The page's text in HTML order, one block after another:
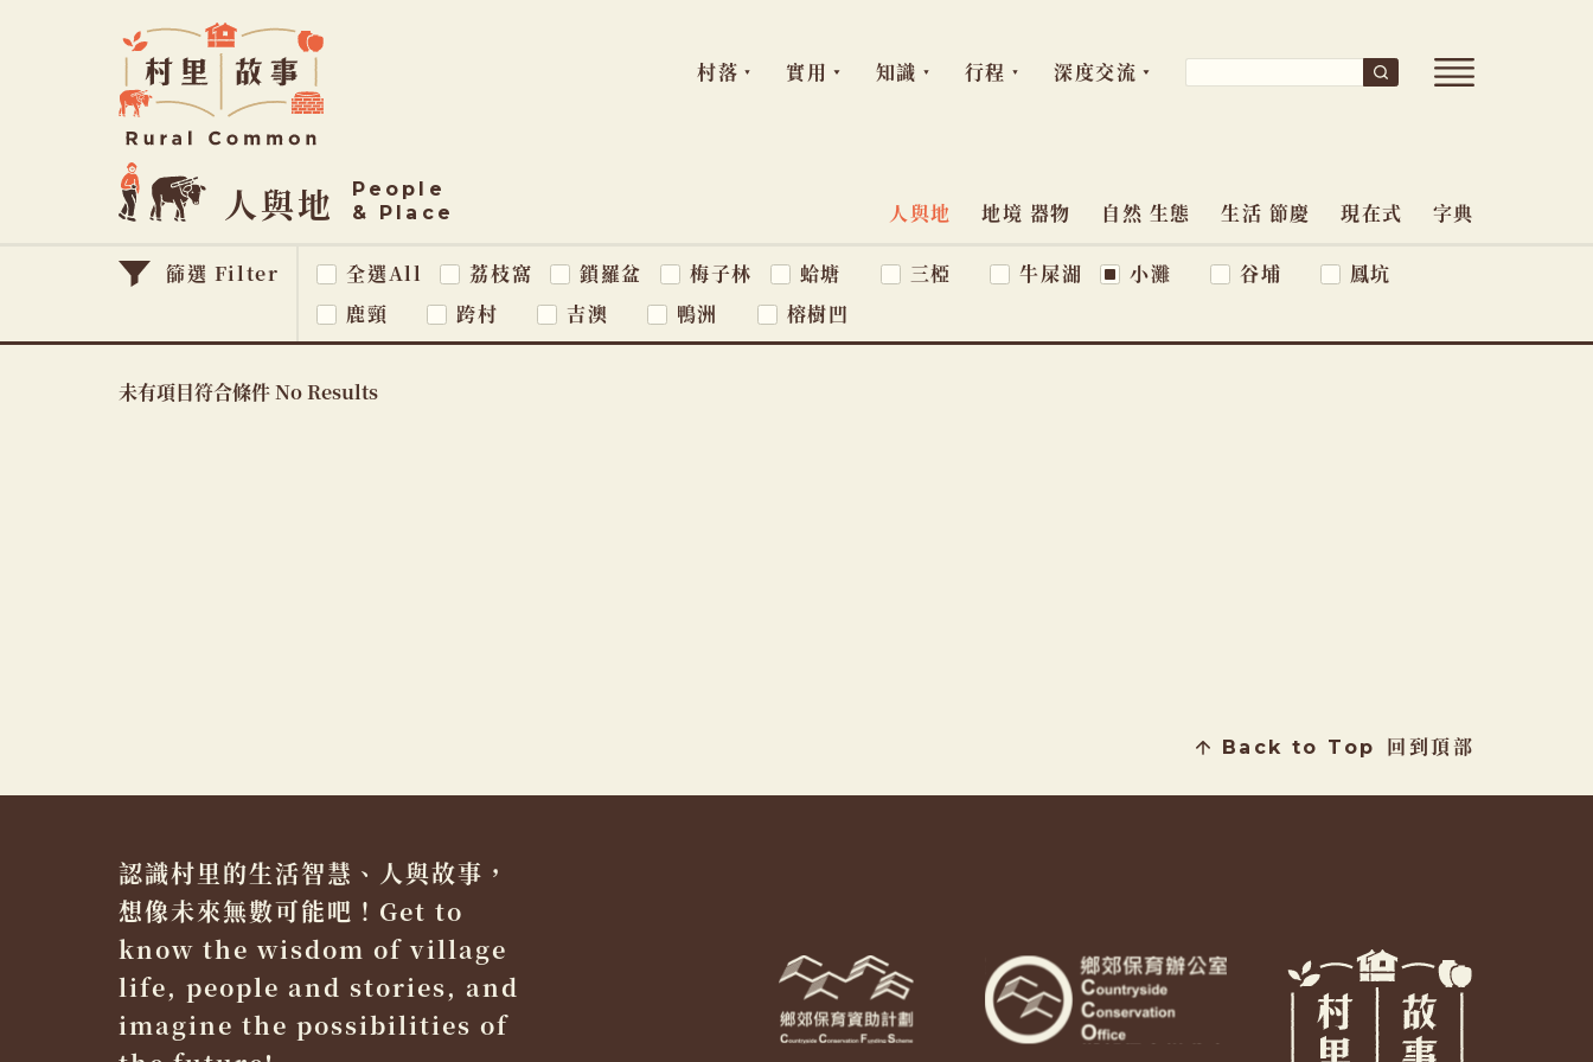
要
內
容
Common
村
里
故
事
開
單
字:
搜
尋
村落 實用 知識 行程 深度交流
人與地
People
& Place
主
題
人與地 地境 器物 自然 生態 生活 節慶 現在式 字典
篩選 Filter 全選All 荔枝窩 鎖羅盆 梅子林 蛤塘 三椏 牛屎湖 小灘 谷埔
鳳坑
鹿頸
跨村 吉澳 鴨洲 榕樹凹
未有項目符合條件 No Results
回到頂部
Back to Top
認識村里的生活智慧、人與故事，
想像未來無數可能吧！Get to
know the wisdom of village
life, people and stories, and
imagine the possibilities of